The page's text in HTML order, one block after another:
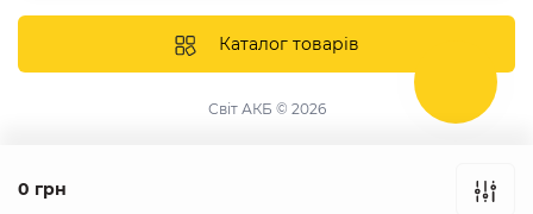
0 грн
Інвертори
Відгуки про нас
Доставка та оплата
Каталог товарів
Світ АКБ © 2026